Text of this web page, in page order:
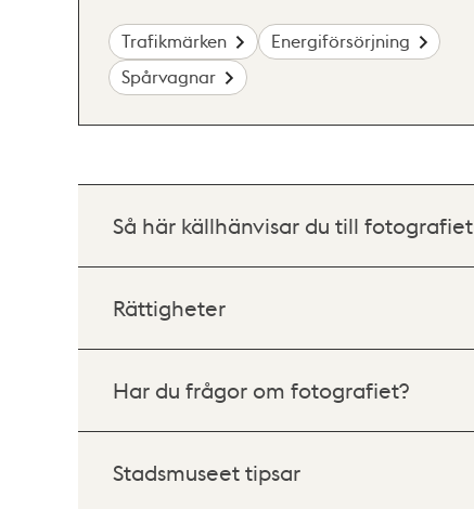
Trafikmärken
Energiförsörjning
Spårvagnar
Så här källhänvisar du till fotografiet
Rättigheter
Har du frågor om fotografiet?
Stadsmuseet tipsar